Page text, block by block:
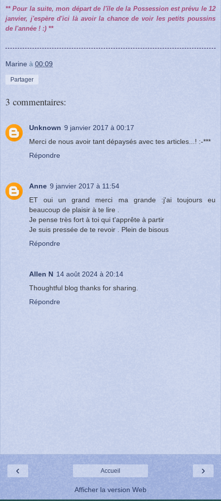
** Pour la suite, mon départ de l'île de la Possession est prévu le 12
janvier, j'espère d'ici là avoir la chance de voir les petits poussins
de l'année ! :) **
Marine à 00:09
Partager
3 commentaires:
Unknown 9 janvier 2017 à 00:17
Merci de nous avoir tant dépaysés avec tes articles...! :-***
Répondre
Anne 9 janvier 2017 à 11:54
ET oui un grand merci ma grande :j'ai toujours eu
beaucoup de plaisir à te lire .
Je pense très fort à toi qui t'apprête à partir
Je suis pressée de te revoir . Plein de bisous
Répondre
Allen N 14 août 2024 à 20:14
Thoughtful blog thanks for sharing.
Répondre
‹ ›
Accueil
Afficher la version Web